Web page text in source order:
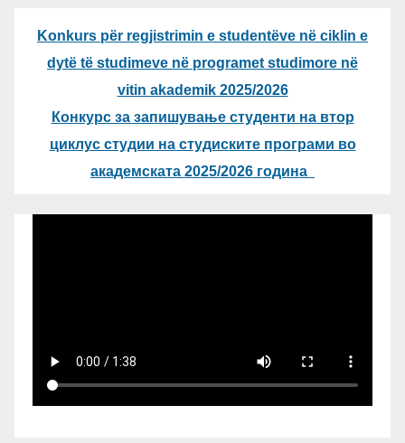
Konkurs për regjistrimin e studentëve në ciklin e
dytë të studimeve në programet studimore në
vitin akademik 2025/2026
Конкурс за запишување студенти на втор
циклус студии на студиските програми во
академската 2025/2026 година